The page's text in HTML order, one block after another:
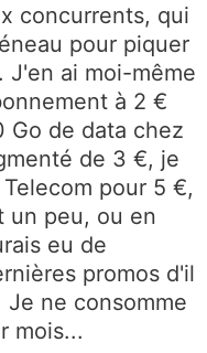
concurrents, qui
pour piquer
J'en ai moi-même
à 2 €
Go de data chez
de 3 €, je
pour 5 €,
un peu, ou en
eu de
promos d'il
ne consomme
mois...